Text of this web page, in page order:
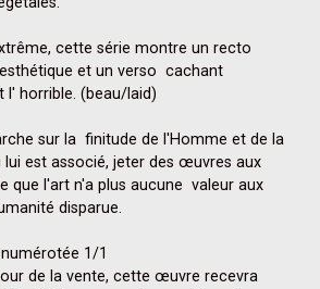
cette série montre un recto
et un verso  cachant
l' horrible. (beau/laid)
sur la  finitude de l'Homme et de la
lui est associé, jeter des œuvres aux
que l'art n'a plus aucune  valeur aux
disparue.
1/1
de la vente, cette œuvre recevra